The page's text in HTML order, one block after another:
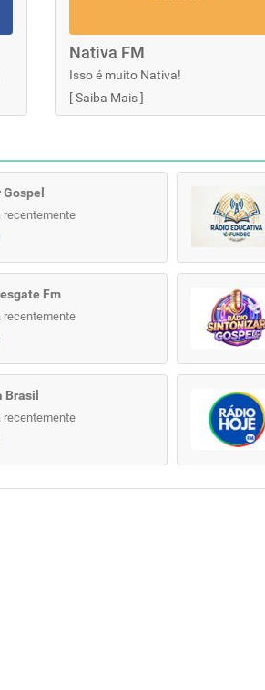
Nativa FM
Isso é muito Nativa!
[Saiba Mais]
recentemente
Fm
recentemente
Brasil
recentemente